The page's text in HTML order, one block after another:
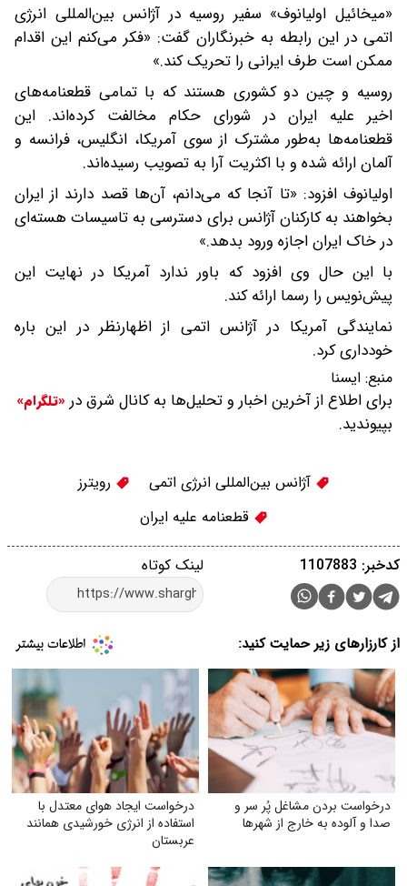
«میخائیل اولیانوف» سفیر روسیه در آژانس بین‌المللی انرژی
اتمی در این رابطه به خبرنگاران گفت: «فکر می‌کنم این اقدام
ممکن است طرف ایرانی را تحریک کند.»
روسیه و چین دو کشوری هستند که با تمامی قطعنامه‌های
اخیر علیه ایران در شورای حکام مخالفت کرده‌اند. این
قطعنامه‌ها به‌طور مشترک از سوی آمریکا، انگلیس، فرانسه و
آلمان ارائه شده و با اکثریت آرا به تصویب رسیده‌اند.
اولیانوف افزود: «تا آنجا که می‌دانم، آن‌ها قصد دارند از ایران
بخواهند به کارکنان آژانس برای دسترسی به تاسیسات هسته‌ای
در خاک ایران اجازه ورود بدهد.»
با این حال وی افزود که باور ندارد آمریکا در نهایت این
پیش‌نویس را رسما ارائه کند.
نمایندگی آمریکا در آژانس اتمی از اظهارنظر در این باره
خودداری کرد.
منبع: ايسنا
برای اطلاع از آخرین اخبار و تحلیل‌ها به کانال شرق در «تلگرام»
بپیوندید.
آژانس بین‌المللی انرژی اتمی
رویترز
قطعنامه علیه ایران
لینک کوتاه کدخبر: 1107883
از کارزارهای زیر حمایت کنید:
درخواست بردن مشاغل پُر سر و
صدا و آلوده به خارج از شهرها
درخواست ایجاد هوای معتدل با
استفاده از انرژی خورشیدی همانند
عربستان